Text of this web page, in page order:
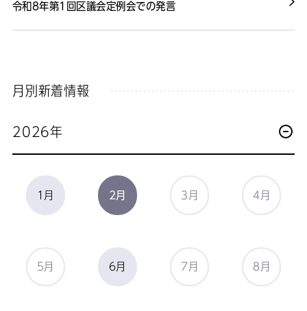
令和8年第1回区議会定例会での発言
月別新着情報
2026年
1月 2月 3月 4月
5月 6月 7月 8月